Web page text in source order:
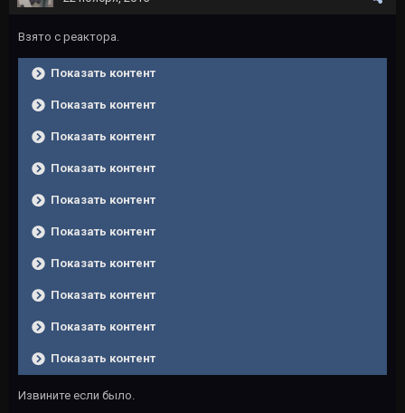
Взято с реактора.
Показать контент
Показать контент
Показать контент
Показать контент
Показать контент
Показать контент
Показать контент
Показать контент
Показать контент
Показать контент
Извините если было.